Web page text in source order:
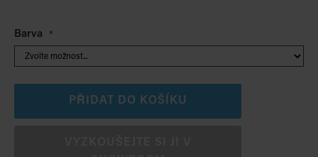
Barva
PŘIDAT DO KOŠÍKU